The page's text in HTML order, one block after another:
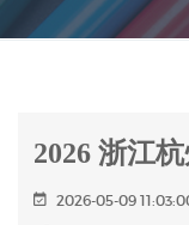
2026 浙江
2026-05-09